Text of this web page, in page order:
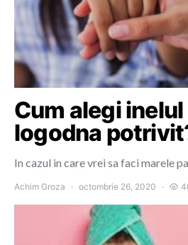
Cum alegi inelul
logodna
In cazul in care vrei sa faci marele
Achim Groza octombrie 26, 2020